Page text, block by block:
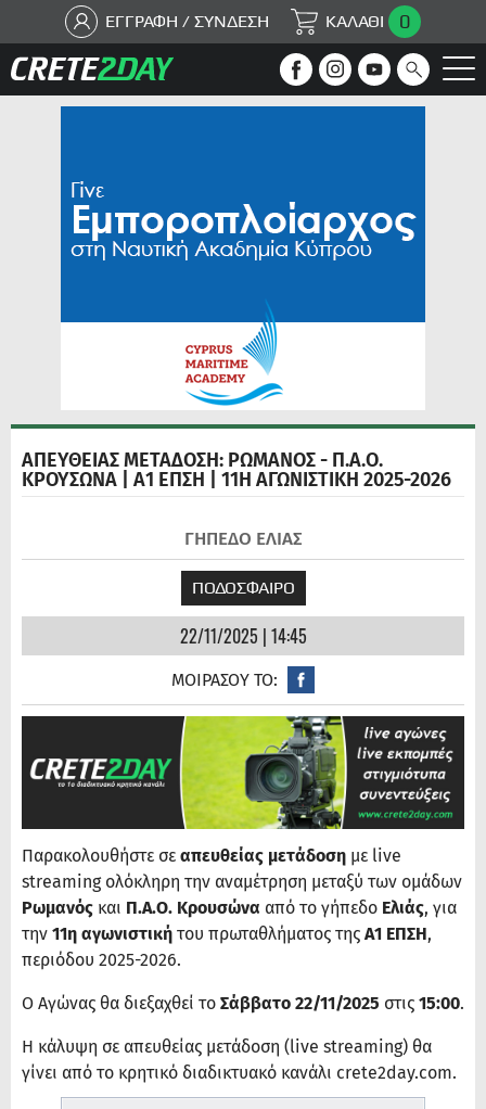
ΕΓΓΡΑΦΗ / ΣΥΝΔΕΣΗ ΚΑΛΑΘΙ 0
ΑΠΕΥΘΕΙΑΣ ΜΕΤΑΔΟΣΗ: ΡΩΜΑΝΟΣ - Π.Α.Ο.
ΚΡΟΥΣΩΝΑ | Α1 ΕΠΣΗ | 11Η ΑΓΩΝΙΣΤΙΚΗ 2025-2026
ΓΗΠΕΔΟ ΕΛΙΑΣ
ΠΟΔΟΣΦΑΙΡΟ
22/11/2025 | 14:45
ΜΟΙΡΑΣΟΥ ΤΟ:
Παρακολουθήστε σε απευθείας μετάδοση με live
streaming ολόκληρη την αναμέτρηση μεταξύ των ομάδων
Ρωμανός και Π.Α.Ο. Κρουσώνα από το γήπεδο Ελιάς​, για
την 11η αγωνιστική του πρωταθλήματος της Α1 ΕΠΣΗ,
περιόδου 2025-2026.
Ο Αγώνας θα διεξαχθεί το Σάββατο 22/11/2025 στις 15:00.
Η κάλυψη σε απευθείας μετάδοση (live streaming) θα
γίνει από το κρητικό διαδικτυακό κανάλι crete2day.com.